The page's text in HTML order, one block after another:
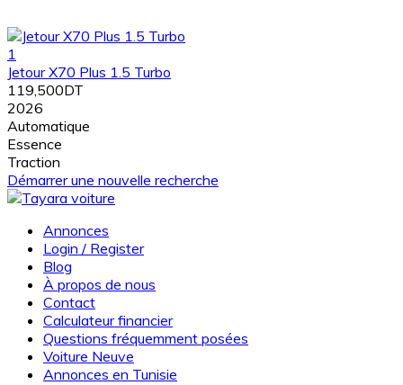
1
Jetour X70 Plus 1.5 Turbo
119,500DT
2026
Automatique
Essence
Traction
Démarrer une nouvelle recherche
Annonces
Login / Register
Blog
À propos de nous
Contact
Calculateur financier
Questions fréquemment posées
Voiture Neuve
Annonces en Tunisie